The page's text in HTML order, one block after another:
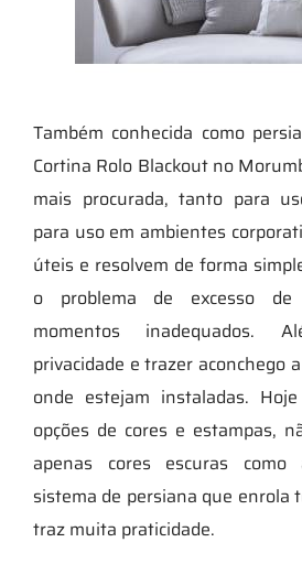
Também conhecida como
Cortina Rolo Blackout no
mais procurada, tanto para
para uso em ambientes
úteis e resolvem de forma
o problema de excesso de
momentos inadequados.
privacidade e trazer aconchego
onde estejam instaladas.
opções de cores e estampas,
apenas cores escuras
sistema de persiana que enrola
traz muita praticidade.